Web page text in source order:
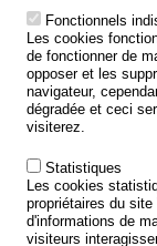
ÉTAT DE
TRAITEMENT DES
LA ROUTE
ETUDES ET
APPEL À PROJETS
POLITIQUE DE
Outils
AGENDA
Fonctionnels
Les cookies
de fonctionner de
opposer et les
navigateur,
dégradée et ceci
visiterez.
Statistiques
Les cookies
propriétaires du
d'informations de
visiteurs